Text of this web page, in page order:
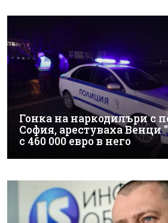
Гонка на наркодилъри с
София, арестуваха Венци
с 460 000 евро в него